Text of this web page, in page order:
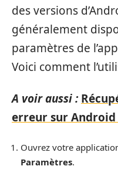
des versions
généralement
paramètres de
Voici comment
A voir aussi :
erreur sur Android
Ouvrez votre
Paramètres.